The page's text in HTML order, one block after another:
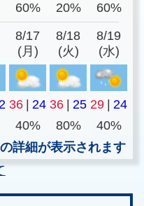
60% 20% 60%
8/17
(月)
8/18
(火)
8/19
(水)
36 24 36 25 29
24
40% 80%
40%
詳細が表示されます